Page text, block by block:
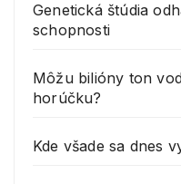
Genetická štúdia
schopnosti
Môžu bilióny ton
horúčku?
Kde všade sa dnes